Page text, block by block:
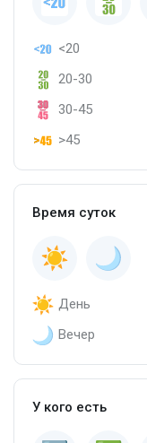
<20
20-30
30-45
>45
Время суток
День
Вечер
У кого есть